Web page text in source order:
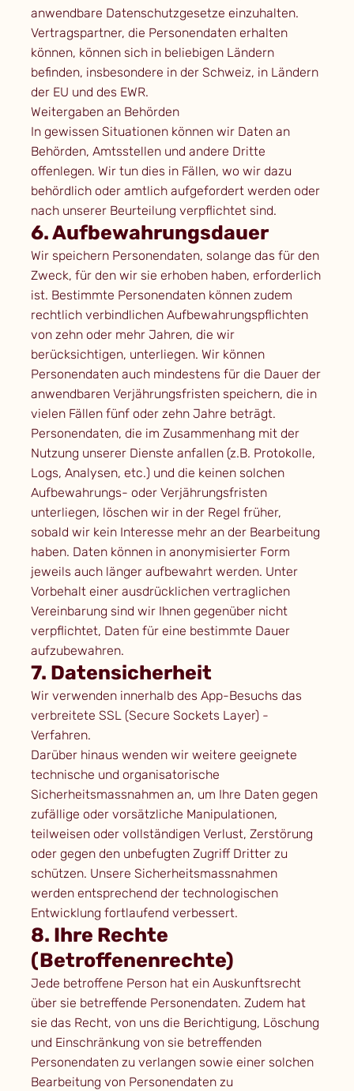
anwendbare Datenschutzgesetze einzuhalten.
Vertragspartner, die Personendaten erhalten
können, können sich in beliebigen Ländern
befinden, insbesondere in der Schweiz, in Ländern
der EU und des EWR.
Weitergaben an Behörden
In gewissen Situationen können wir Daten an
Behörden, Amtsstellen und andere Dritte
offenlegen. Wir tun dies in Fällen, wo wir dazu
behördlich oder amtlich aufgefordert werden oder
nach unserer Beurteilung verpflichtet sind.
6. Aufbewahrungsdauer
Wir speichern Personendaten, solange das für den
Zweck, für den wir sie erhoben haben, erforderlich
ist. Bestimmte Personendaten können zudem
rechtlich verbindlichen Aufbewahrungspflichten
von zehn oder mehr Jahren, die wir
berücksichtigen, unterliegen. Wir können
Personendaten auch mindestens für die Dauer der
anwendbaren Verjährungsfristen speichern, die in
vielen Fällen fünf oder zehn Jahre beträgt.
Personendaten, die im Zusammenhang mit der
Nutzung unserer Dienste anfallen (z.B. Protokolle,
Logs, Analysen, etc.) und die keinen solchen
Aufbewahrungs- oder Verjährungsfristen
unterliegen, löschen wir in der Regel früher,
sobald wir kein Interesse mehr an der Bearbeitung
haben. Daten können in anonymisierter Form
jeweils auch länger aufbewahrt werden. Unter
Vorbehalt einer ausdrücklichen vertraglichen
Vereinbarung sind wir Ihnen gegenüber nicht
verpflichtet, Daten für eine bestimmte Dauer
aufzubewahren.
7. Datensicherheit
Wir verwenden innerhalb des App-Besuchs das
verbreitete SSL (Secure Sockets Layer) -
Verfahren.
Darüber hinaus wenden wir weitere geeignete
technische und organisatorische
Sicherheitsmassnahmen an, um Ihre Daten gegen
zufällige oder vorsätzliche Manipulationen,
teilweisen oder vollständigen Verlust, Zerstörung
oder gegen den unbefugten Zugriff Dritter zu
schützen. Unsere Sicherheitsmassnahmen
werden entsprechend der technologischen
Entwicklung fortlaufend verbessert.
8. Ihre Rechte
(Betroffenenrechte)
Jede betroffene Person hat ein Auskunftsrecht
über sie betreffende Personendaten. Zudem hat
sie das Recht, von uns die Berichtigung, Löschung
und Einschränkung von sie betreffenden
Personendaten zu verlangen sowie einer solchen
Bearbeitung von Personendaten zu